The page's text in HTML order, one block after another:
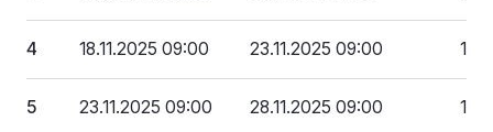
4 18.11.2025 09:00 23.11.2025 09:00
5 23.11.2025 09:00 28.11.2025 09:00